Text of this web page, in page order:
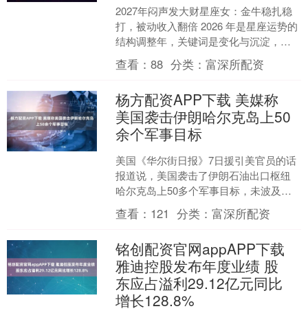
2027年闷声发大财星座女：金牛稳扎稳
打，被动收入翻倍 2026 年是星座运势的
结构调整年，关键词是变化与沉淀，赚
钱方式迭代、个人定位升级，不少星座
女默默打磨能....
查看：88 分类：富深所配资
杨方配资APP下载 美媒称
美国袭击伊朗哈尔克岛上50
余个军事目标
美国《华尔街日报》7日援引美官员的话
报道说，美国袭击了伊朗石油出口枢纽
哈尔克岛上50多个军事目标，未波及石
油基础设施。 另据伊朗迈赫尔通讯社7日
报道，美国和以色....
查看： 121 分类：富深所配资
铭创配资官网appAPP下载
雅迪控股发布年度业绩 股
东应占溢利29.12亿元同比
增长128.8%